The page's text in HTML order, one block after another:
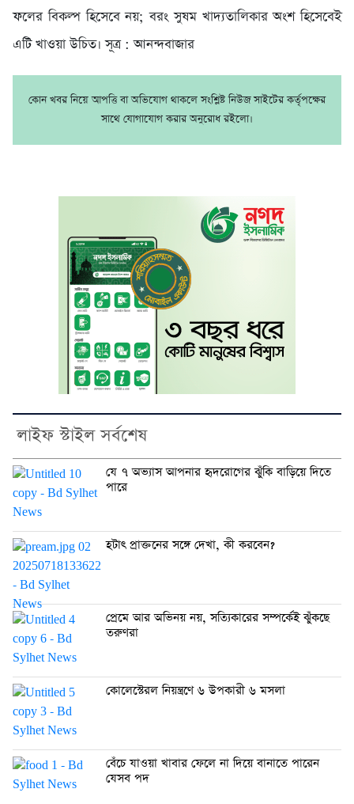
ফলের বিকল্প হিসেবে নয়; বরং সুষম খাদ্যতালিকার অংশ হিসেবেই
এটি খাওয়া উচিত। সূত্র : আনন্দবাজার
কোন খবর নিয়ে আপত্তি বা অভিযোগ থাকলে সংশ্লিষ্ট নিউজ সাইটের কর্তৃপক্ষের
সাথে যোগাযোগ করার অনুরোধ রইলো।
লাইফ স্টাইল সর্বশেষ
যে ৭ অভ্যাস আপনার হৃদরোগের ঝুঁকি বাড়িয়ে দিতে
পারে
হটাৎ প্রাক্তনের সঙ্গে দেখা, কী করবেন?
প্রেমে আর অভিনয় নয়, সত্যিকারের সম্পর্কেই ঝুঁকছে
তরুণরা
কোলেস্টেরল নিয়ন্ত্রণে ৬ উপকারী ৬ মসলা
বেঁচে যাওয়া খাবার ফেলে না দিয়ে বানাতে পারেন
যেসব পদ